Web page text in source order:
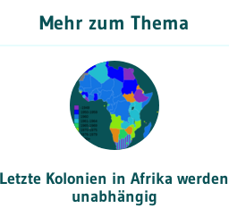
Mehr zum Thema
Letzte Kolonien in Afrika werden
unabhängig